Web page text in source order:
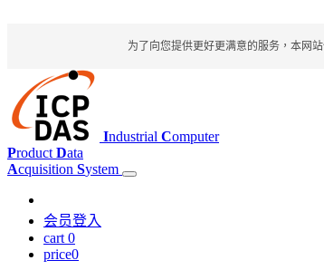
为了向您提供更好更满意的服务，本网
Industrial Computer
Product Data
Acquisition System
会员登入
cart 0
price0